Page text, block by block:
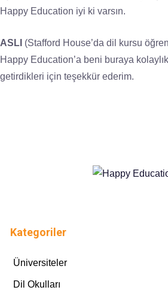
Happy Education iyi ki varsın.
ASLI (Stafford House’da dil kursu
Happy Education’a beni buraya
getirdikleri için teşekkür ederim.
Kategoriler
Üniversiteler
Dil Okulları